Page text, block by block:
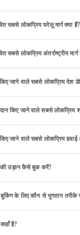
सबसे लोकप्रिय घरेलू मार्ग क्या हैं?
सबसे लोकप्रिय अंतर्राष्ट्रीय
किए जाने वाले सबसे लोकप्रिय देश
किए जाने वाले सबसे लोकप्रिय
किए जाने वाले सबसे लोकप्रिय
उड़ान कैसे बुक करें?
के लिए कौन से भुगतान तरीके
है?